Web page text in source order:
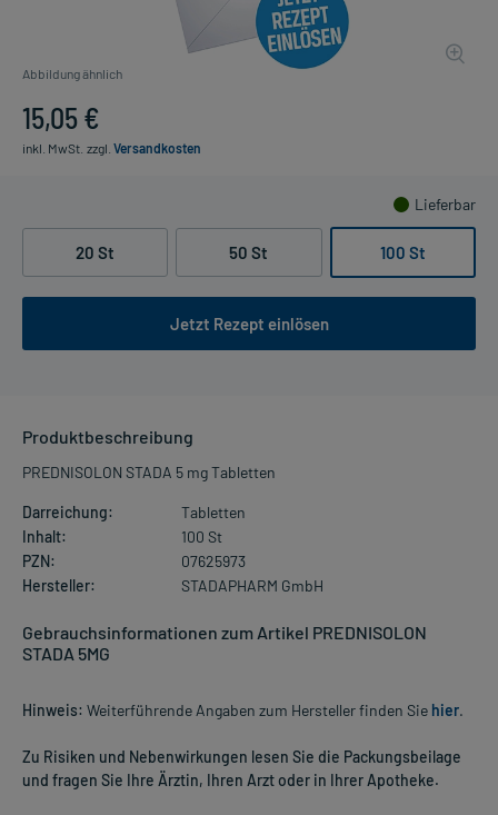
Abbildung ähnlich
15,05 €
inkl. MwSt. zzgl. Versandkosten
Lieferbar
20 St 50 St 100 St
Jetzt Rezept einlösen
Produktbeschreibung
PREDNISOLON STADA 5 mg Tabletten
Darreichung:
Tabletten
Inhalt:
100 St
PZN:
07625973
Hersteller:
STADAPHARM GmbH
Gebrauchsinformationen zum Artikel PREDNISOLON
STADA 5MG
Hinweis: Weiterführende Angaben zum Hersteller finden Sie hier.
Zu Risiken und Nebenwirkungen lesen Sie die Packungsbeilage
und fragen Sie Ihre Ärztin, Ihren Arzt oder in Ihrer Apotheke.